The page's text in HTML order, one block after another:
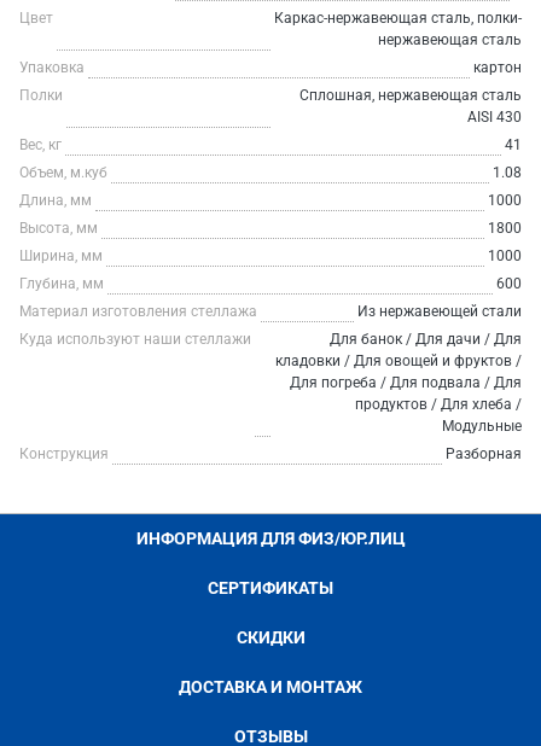
Цвет
Каркас-нержавеющая сталь, полки-
нержавеющая сталь
Упаковка
картон
Полки
Сплошная, нержавеющая сталь
AISI 430
Вес, кг
41
Объем, м.куб
1.08
Длина, мм
1000
Высота, мм
1800
Ширина, мм
1000
Глубина, мм
600
Материал изготовления стеллажа
Из нержавеющей стали
Куда используют наши стеллажи
Для банок / Для дачи / Для
кладовки / Для овощей и фруктов /
Для погреба / Для подвала / Для
продуктов / Для хлеба /
Модульные
Конструкция
Разборная
ИНФОРМАЦИЯ ДЛЯ ФИЗ/ЮР.ЛИЦ
СЕРТИФИКАТЫ
СКИДКИ
ДОСТАВКА И МОНТАЖ
ОТЗЫВЫ